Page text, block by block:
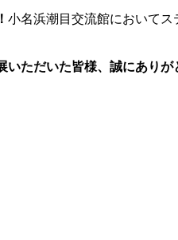
小名浜潮目交流館において
いただいた皆様、誠にありが